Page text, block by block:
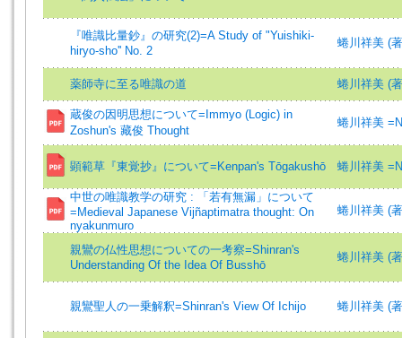
『唯識比量鈔』の研究(2)=A Study of "Yuishiki-
hiryo-sho'' No. 2
蜷川祥美 (
薬師寺に至る唯識の道 蜷川祥美 (
蔵俊の因明思想について=Immyo (Logic) in
Zoshun's 藏俊 Thought
蜷川祥美
顕範草『東覚抄』について=Kenpan's Tōgakushō 蜷川祥美
中世の唯識教学の研究 : 「若有無漏」について
=Medieval Japanese Vijñaptimatra thought: On
nyakunmuro
蜷川祥美 (
親鸞の仏性思想についての一考察=Shinran's
Understanding Of the Idea Of Busshō
蜷川祥美 (
親鸞聖人の一乗解釈=Shinran's View Of Ichijo 蜷川祥美 (